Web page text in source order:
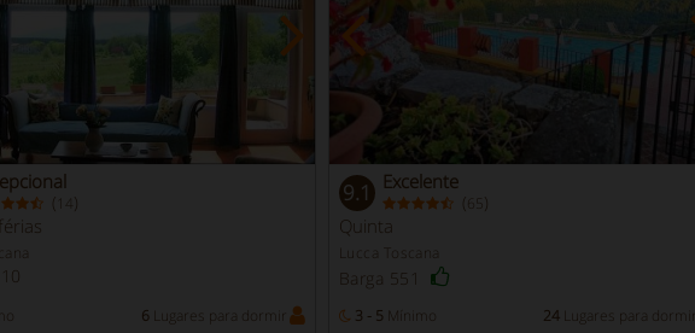
( 14 )
6 Lugares para dormir
9.1 Excelente
( )
Quinta
Lucca Toscana
Barga 551
3 - 5 Mínimo 24 Lugares para dormir